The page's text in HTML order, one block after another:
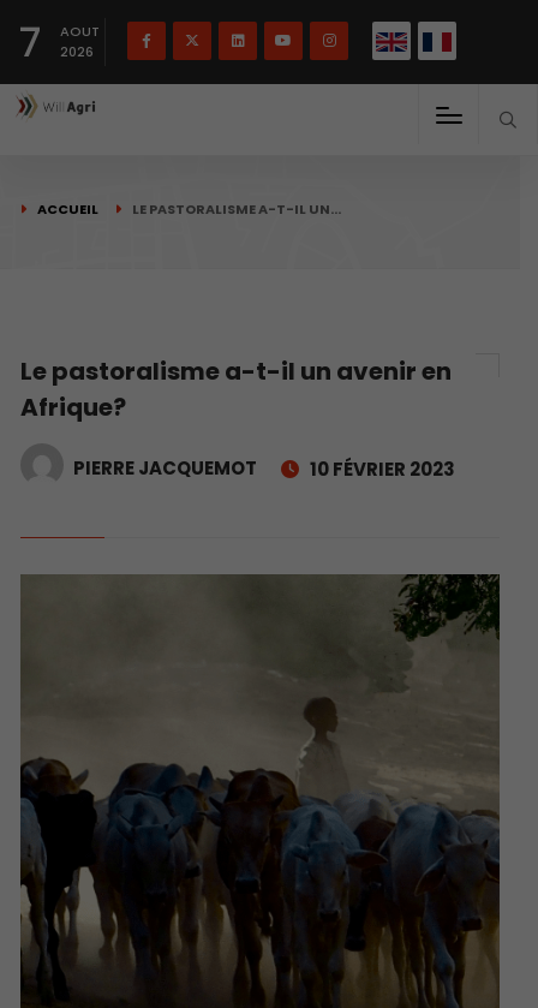
7
AOUT
2026
ACCUEIL LE PASTORALISME A-T-IL UN…
Le pastoralisme a-t-il un avenir en
Afrique?
PIERRE JACQUEMOT 10 FÉVRIER 2023
Français English(English)